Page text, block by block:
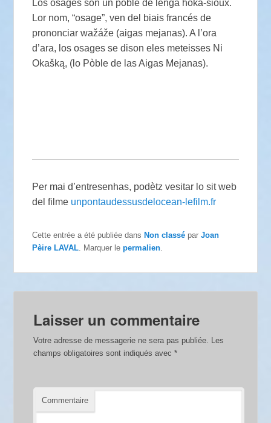
Los osages son un pòble de lenga hoka-sioux.
Lor nom, “osage”, ven del biais francés de
prononciar wažáže (aigas mejanas). A l’ora
d’ara, los osages se dison eles meteisses Ni
Okašką, (lo Pòble de las Aigas Mejanas).
Per mai d’entresenhas, podètz vesitar lo sit web
del filme unpontaudessusdelocean-lefilm.fr
Cette entrée a été publiée dansNon classé parJoan
Pèire LAVAL . Marquer lepermalien
Laisser un commentaire
Votre adresse de messagerie ne sera pas publiée. Les
champs obligatoires sont indiqués avec*
Commentaire